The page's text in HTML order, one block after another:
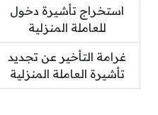
استخراج تأشيرة دخول
للعاملة المنزلية
غرامة التأخير عن تجديد
تأشيرة العاملة المنزلية